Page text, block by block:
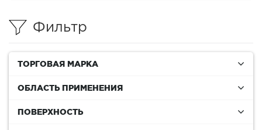
Фильтр
ТОРГОВАЯ МАРКА
ОБЛАСТЬ ПРИМЕНЕНИЯ
ПОВЕРХНОСТЬ